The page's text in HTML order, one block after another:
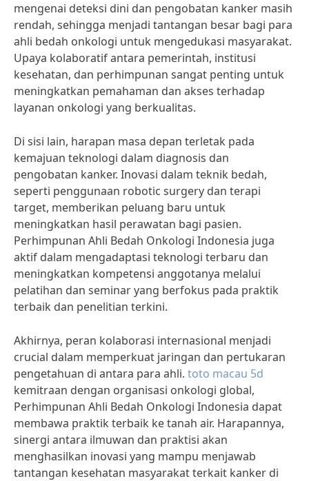
mengenai deteksi dini dan pengobatan kanker masih
rendah, sehingga menjadi tantangan besar bagi para
ahli bedah onkologi untuk mengedukasi masyarakat.
Upaya kolaboratif antara pemerintah, institusi
kesehatan, dan perhimpunan sangat penting untuk
meningkatkan pemahaman dan akses terhadap
layanan onkologi yang berkualitas.
Di sisi lain, harapan masa depan terletak pada
kemajuan teknologi dalam diagnosis dan
pengobatan kanker. Inovasi dalam teknik bedah,
seperti penggunaan robotic surgery dan terapi
target, memberikan peluang baru untuk
meningkatkan hasil perawatan bagi pasien.
Perhimpunan Ahli Bedah Onkologi Indonesia juga
aktif dalam mengadaptasi teknologi terbaru dan
meningkatkan kompetensi anggotanya melalui
pelatihan dan seminar yang berfokus pada praktik
terbaik dan penelitian terkini.
Akhirnya, peran kolaborasi internasional menjadi
crucial dalam memperkuat jaringan dan pertukaran
pengetahuan di antara para ahli. toto macau 5d
kemitraan dengan organisasi onkologi global,
Perhimpunan Ahli Bedah Onkologi Indonesia dapat
membawa praktik terbaik ke tanah air. Harapannya,
sinergi antara ilmuwan dan praktisi akan
menghasilkan inovasi yang mampu menjawab
tantangan kesehatan masyarakat terkait kanker di